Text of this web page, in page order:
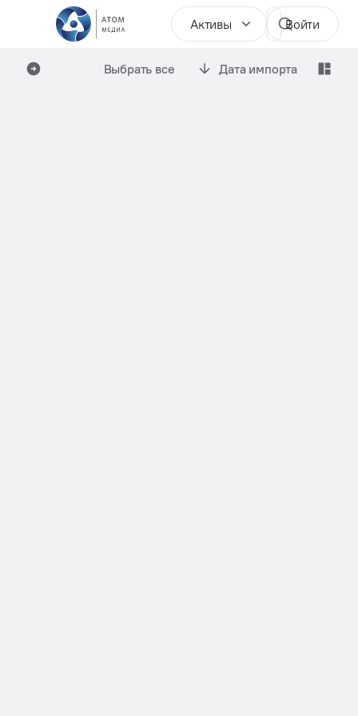
Активы Войти
Выбрать все Дата импорта